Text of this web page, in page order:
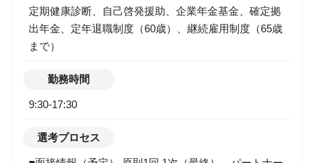
定期健康診断、自己啓発援助、企業年金基金、確定拠
出年金、定年退職制度（60歳）、継続雇用制度（65歳
まで）
勤務時間
9:30-17:30
選考プロセス